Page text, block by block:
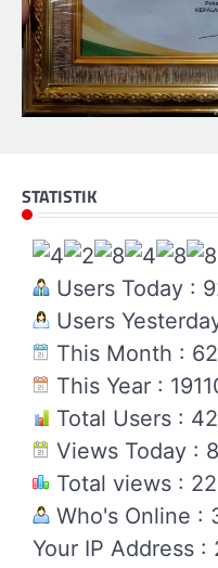
STATISTIK
Users Today :
Users
This Month :
This Year :
Total Users :
Views Today :
Total views :
Who's Online :
Your IP Address :